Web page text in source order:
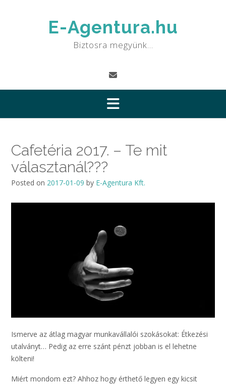
E-Agentura.hu
Biztosra megyünk…
Cafetéria 2017. – Te mit
választanál???
Posted on 2017-01-09 by E-Agentura Kft.
Ismerve az átlag magyar munkavállalói szokásokat: Étkezési
utalványt… Pedig az erre szánt pénzt jobban is el lehetne
költeni!
Miért mondom ezt? Ahhoz hogy érthető legyen egy kicsit